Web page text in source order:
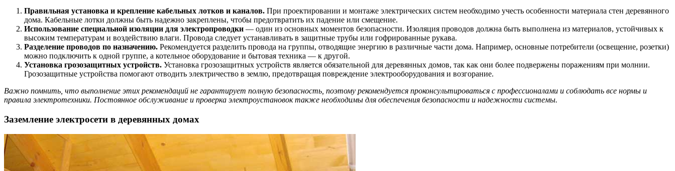
Правильная установка и крепление кабельных лотков и каналов. При проектировании и монтаже электрических систем необходимо учесть особенности материала стен деревянного
дома. Кабельные лотки должны быть надежно закреплены, чтобы предотвратить их падение или смещение.
Использование специальной изоляции для электропроводки — один из основных моментов безопасности. Изоляция проводов должна быть выполнена из материалов, устойчивых к
высоким температурам и воздействию влаги. Провода следует устанавливать в защитные трубы или гофрированные рукава.
Разделение проводов по назначению. Рекомендуется разделить провода на группы, отводящие энергию в различные части дома. Например, основные потребители (освещение, розетки)
можно подключить к одной группе, а котельное оборудование и бытовая техника — к другой.
Установка грозозащитных устройств. Установка грозозащитных устройств является обязательной для деревянных домов, так как они более подвержены поражениям при молнии.
Грозозащитные устройства помогают отводить электричество в землю, предотвращая повреждение электрооборудования и возгорание.
Важно помнить, что выполнение этих рекомендаций не гарантирует полную безопасность, поэтому рекомендуется проконсультироваться с профессионалами и соблюдать все нормы и
правила электротехники. Постоянное обслуживание и проверка электроустановок также необходимы для обеспечения безопасности и надежности системы.
Заземление электросети в деревянных домах